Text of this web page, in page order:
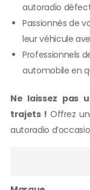
autoradio
Passionnés de
leur véhicule
Professionnels
automobile en
Ne laissez pas
trajets ! Offrez
autoradio